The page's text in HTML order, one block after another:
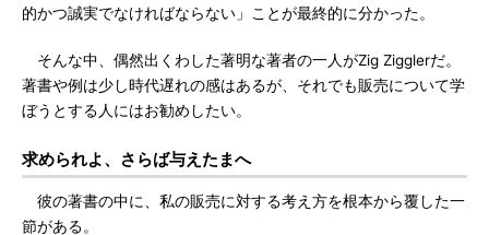
的かつ誠実でなければならない」ことが最終的に分かった。
そんな中、偶然出くわした著明な著者の一人がZig Zigglerだ。
著書や例は少し時代遅れの感はあるが、それでも販売について学
ぼうとする人にはお勧めしたい。
求められよ、さらば与えたまへ
彼の著書の中に、私の販売に対する考え方を根本から覆した一
節がある。